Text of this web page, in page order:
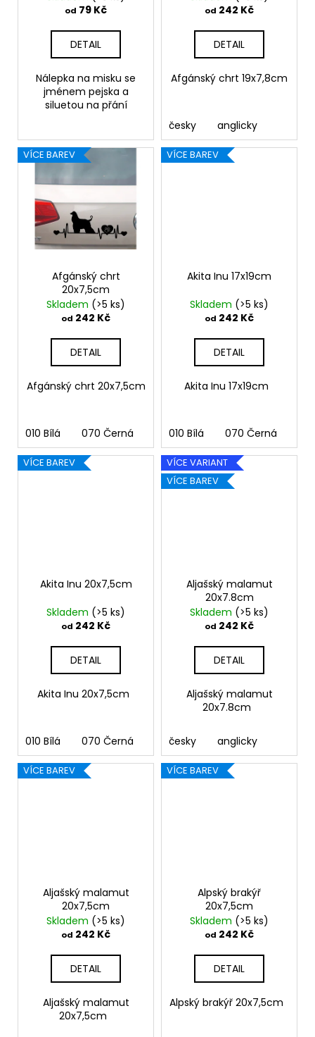
od 79 Kč
DETAIL
Nálepka na misku se
jménem pejska a
siluetou na přání
od 242 Kč
DETAIL
Afgánský chrt 19x7,8cm
česky anglicky
VÍCE BAREV
Afgánský chrt
20x7,5cm
Skladem (>5 ks)
od 242 Kč
DETAIL
Afgánský chrt 20x7,5cm
010 Bílá 070 Černá 090 Stříbrná 091 Zlatá
VÍCE BAREV
Akita Inu 17x19cm
Skladem (>5 ks)
od 242 Kč
DETAIL
Akita Inu 17x19cm
010 Bílá 070 Černá
VÍCE BAREV
Akita Inu 20x7,5cm
Skladem (>5 ks)
od 242 Kč
DETAIL
Akita Inu 20x7,5cm
010 Bílá 070 Černá 090 Stříbrná 091 Zlatá
VÍCE VARIANT
VÍCE BAREV
Aljašský malamut
20x7.8cm
Skladem (>5 ks)
od 242 Kč
DETAIL
Aljašský malamut
20x7.8cm
česky anglicky
VÍCE BAREV
Aljašský malamut
20x7,5cm
Skladem (>5 ks)
od 242 Kč
DETAIL
Aljašský malamut
20x7,5cm
VÍCE BAREV
Alpský brakýř
20x7,5cm
Skladem (>5 ks)
od 242 Kč
DETAIL
Alpský brakýř 20x7,5cm